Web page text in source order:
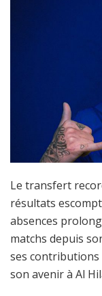
Le transfert
résultats
absences
matchs depuis
ses
son avenir à Al